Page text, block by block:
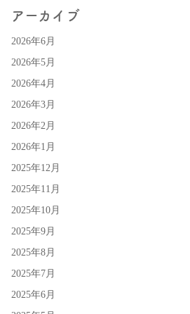
アーカイブ
2026年6月
2026年5月
2026年4月
2026年3月
2026年2月
2026年1月
2025年12月
2025年11月
2025年10月
2025年9月
2025年8月
2025年7月
2025年6月